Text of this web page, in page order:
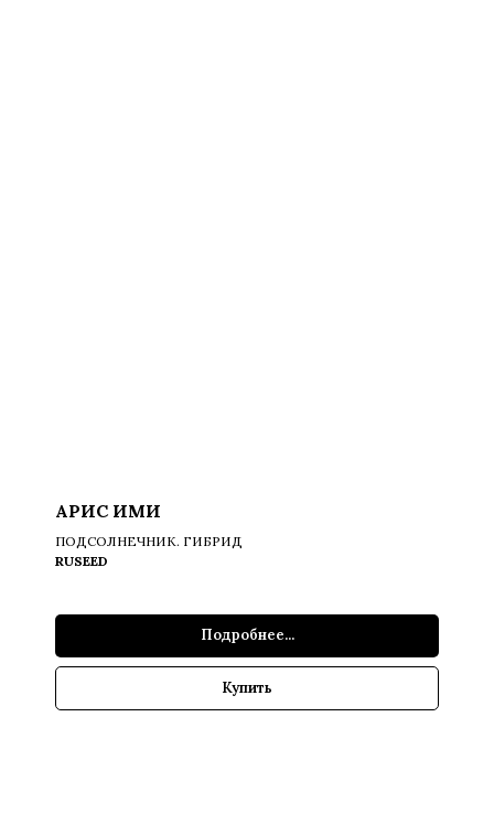
АРИС ИМИ
ПОДСОЛНЕЧНИК. ГИБРИД
RUSEED
Подробнее...
Купить